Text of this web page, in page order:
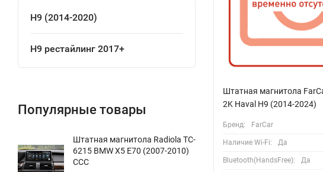
H9 (2014-2020)
H9 рестайлинг 2017+
Популярные товары
Штатная магнитола Radiola TC-
6215 BMW X5 E70 (2007-2010)
CCC
Штатная магнитола
2K Haval H9 (2014-2024)
Бренд: FarCar
Наличие Wi-Fi: Да
Bluetooth(HandsFree): Да